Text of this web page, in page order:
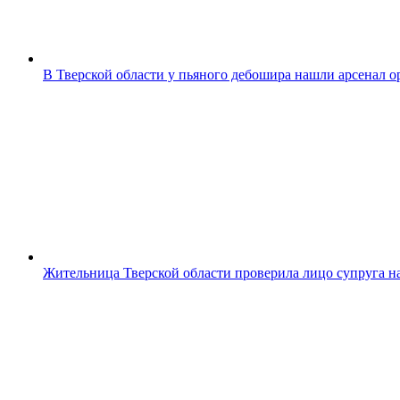
В Тверской области у пьяного дебошира нашли арсенал
Жительница Тверской области проверила лицо супруга